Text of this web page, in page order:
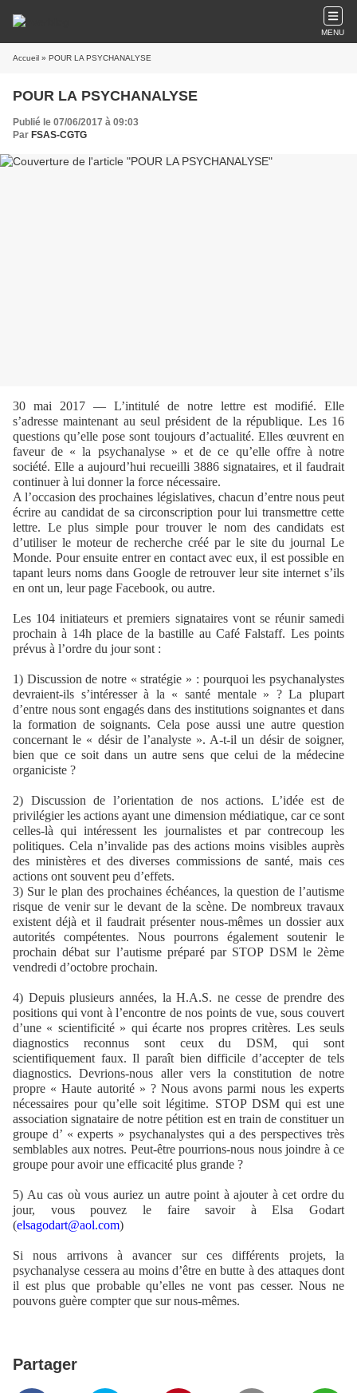
MENU
Accueil » POUR LA PSYCHANALYSE
POUR LA PSYCHANALYSE
Publié le 07/06/2017 à 09:03
Par FSAS-CGTG
30 mai 2017 — L’intitulé de notre lettre est modifié. Elle
s’adresse maintenant au seul président de la république. Les 16
questions qu’elle pose sont toujours d’actualité. Elles œuvrent en
faveur de « la psychanalyse » et de ce qu’elle offre à notre
société. Elle a aujourd’hui recueilli 3886 signataires, et il faudrait
continuer à lui donner la force nécessaire.
A l’occasion des prochaines législatives, chacun d’entre nous peut
écrire au candidat de sa circonscription pour lui transmettre cette
lettre. Le plus simple pour trouver le nom des candidats est
d’utiliser le moteur de recherche créé par le site du journal Le
Monde. Pour ensuite entrer en contact avec eux, il est possible en
tapant leurs noms dans Google de retrouver leur site internet s’ils
en ont un, leur page Facebook, ou autre.
Les 104 initiateurs et premiers signataires vont se réunir samedi
prochain à 14h place de la bastille au Café Falstaff. Les points
prévus à l’ordre du jour sont :
1) Discussion de notre « stratégie » : pourquoi les psychanalystes
devraient-ils s’intéresser à la « santé mentale » ? La plupart
d’entre nous sont engagés dans des institutions soignantes et dans
la formation de soignants. Cela pose aussi une autre question
concernant le « désir de l’analyste ». A-t-il un désir de soigner,
bien que ce soit dans un autre sens que celui de la médecine
organiciste ?
2) Discussion de l’orientation de nos actions. L’idée est de
privilégier les actions ayant une dimension médiatique, car ce sont
celles-là qui intéressent les journalistes et par contrecoup les
politiques. Cela n’invalide pas des actions moins visibles auprès
des ministères et des diverses commissions de santé, mais ces
actions ont souvent peu d’effets.
3) Sur le plan des prochaines échéances, la question de l’autisme
risque de venir sur le devant de la scène. De nombreux travaux
existent déjà et il faudrait présenter nous-mêmes un dossier aux
autorités compétentes. Nous pourrons également soutenir le
prochain débat sur l’autisme préparé par STOP DSM le 2ème
vendredi d’octobre prochain.
4) Depuis plusieurs années, la H.A.S. ne cesse de prendre des
positions qui vont à l’encontre de nos points de vue, sous couvert
d’une « scientificité » qui écarte nos propres critères. Les seuls
diagnostics reconnus sont ceux du DSM, qui sont
scientifiquement faux. Il paraît bien difficile d’accepter de tels
diagnostics. Devrions-nous aller vers la constitution de notre
propre « Haute autorité » ? Nous avons parmi nous les experts
nécessaires pour qu’elle soit légitime. STOP DSM qui est une
association signataire de notre pétition est en train de constituer un
groupe d’ « experts » psychanalystes qui a des perspectives très
semblables aux notres. Peut-être pourrions-nous nous joindre à ce
groupe pour avoir une efficacité plus grande ?
5) Au cas où vous auriez un autre point à ajouter à cet ordre du
jour, vous pouvez le faire savoir à Elsa Godart
(elsagodart@aol.com)
Si nous arrivons à avancer sur ces différents projets, la
psychanalyse cessera au moins d’être en butte à des attaques dont
il est plus que probable qu’elles ne vont pas cesser. Nous ne
pouvons guère compter que sur nous-mêmes.
Partager